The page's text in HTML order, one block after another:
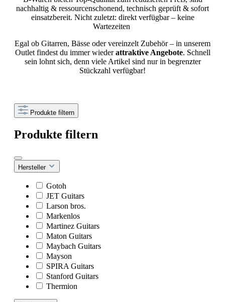
nachhaltig & ressourcenschonend, technisch geprüft & sofort
einsatzbereit. Nicht zuletzt: direkt verfügbar – keine
Wartezeiten
Egal ob Gitarren, Bässe oder vereinzelt Zubehör – in unserem
Outlet findest du immer wiederattraktive Angebote. Schnell
sein lohnt sich, denn viele Artikel sind nur in begrenzter
Stückzahl verfügbar!
Produkte filtern
Produkte filtern
Hersteller
Gotoh
JET Guitars
Larson bros.
Markenlos
Martinez Guitars
Maton Guitars
Maybach Guitars
Mayson
SPIRA Guitars
Stanford Guitars
Thermion